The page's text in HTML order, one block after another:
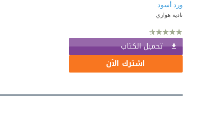
ورد أسود
نادية هواري
تحميل الكتاب
اشترك الآن